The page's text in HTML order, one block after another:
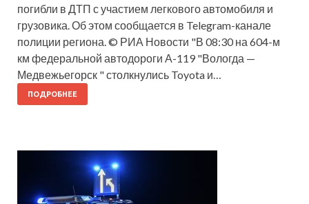
погибли в ДТП с участием легкового автомобиля и
грузовика. Об этом сообщается в Telegram-канале
полиции региона. © РИА Новости "В 08:30 на 604-м
км федеральной автодороги А-119 "Вологда —
Медвежьегорск " столкнулись Toyota и…
ПОДРОБНЕЕ